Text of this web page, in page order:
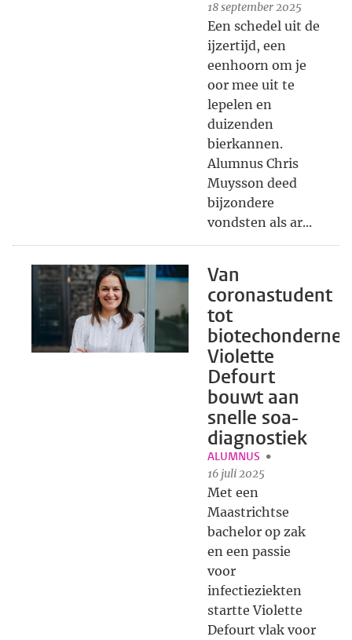
18 september 2025
Een schedel uit de
ijzertijd, een
eenhoorn om je
oor mee uit te
lepelen en
duizenden
bierkannen.
Alumnus Chris
Muysson deed
bijzondere
vondsten als ar...
Van
coronastudent
tot
Violette
Defourt
bouwt aan
snelle soa-
diagnostiek
ALUMNUS
16 juli 2025
Met een
Maastrichtse
bachelor op zak
en een passie
voor
infectieziekten
startte Violette
Defourt vlak voor